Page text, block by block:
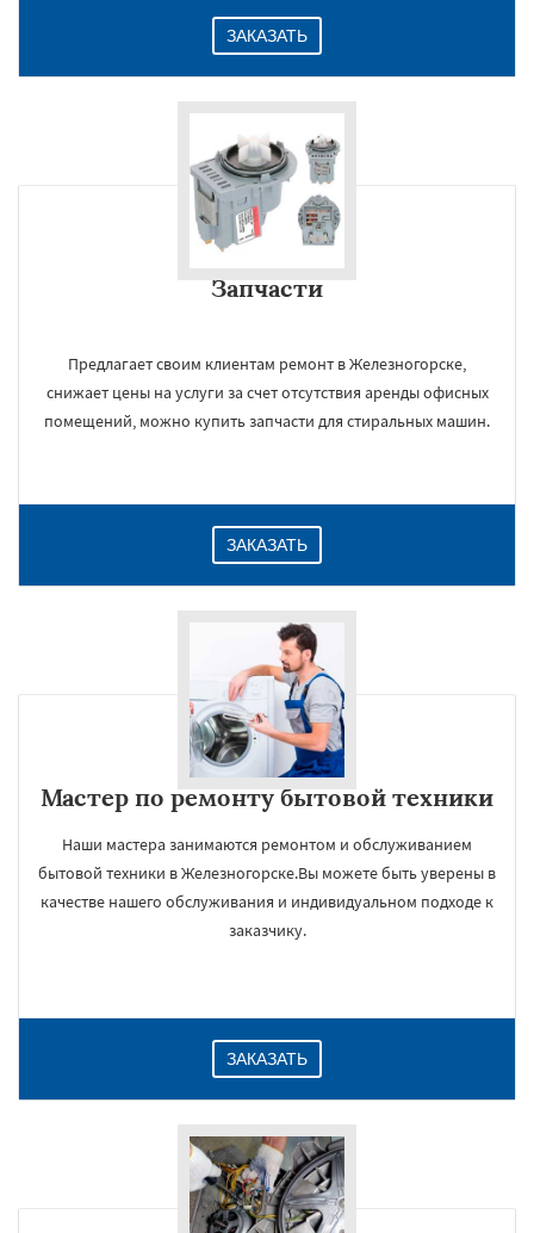
ЗАКАЗАТЬ
Запчасти
Предлагает своим клиентам ремонт в Железногорске,
снижает цены на услуги за счет отсутствия аренды офисных
помещений, можно купить запчасти для стиральных машин.
ЗАКАЗАТЬ
Мастер по ремонту бытовой техники
Наши мастера занимаются ремонтом и обслуживанием
бытовой техники в Железногорске.Вы можете быть уверены в
качестве нашего обслуживания и индивидуальном подходе к
заказчику.
ЗАКАЗАТЬ